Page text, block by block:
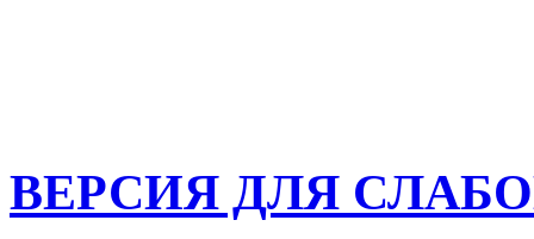
ВЕРСИЯ ДЛЯ